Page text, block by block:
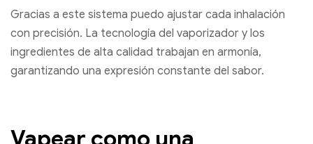
Gracias a este sistema puedo ajustar cada inhalación
con precisión. La tecnología del vaporizador y los
ingredientes de alta calidad trabajan en armonía,
garantizando una expresión constante del sabor.